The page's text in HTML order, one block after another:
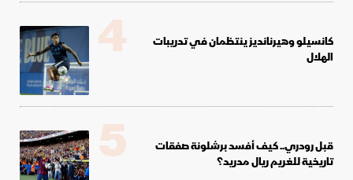
كانسيلو وهيرنانديز ينتظمان في تدريبات
الهلال
4
قبل رودري.. كيف أفسد برشلونة صفقات
تاريخية للغريم ريال مدريد؟
5